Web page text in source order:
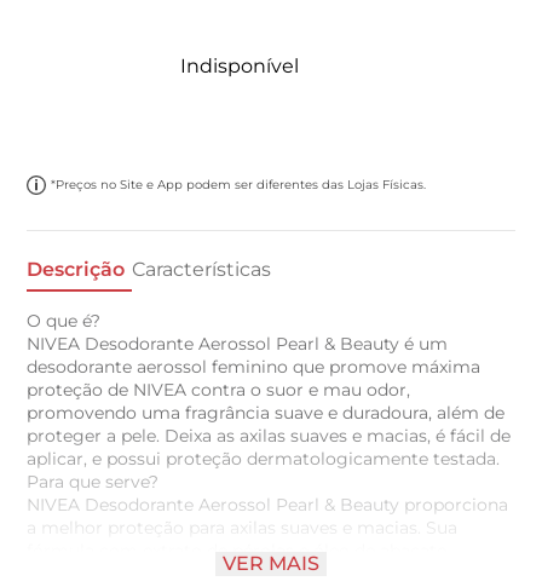
Indisponível
*Preços no Site e App podem ser diferentes das Lojas Físicas.
Descrição Características
O que é?
NIVEA Desodorante Aerossol Pearl & Beauty é um
desodorante aerossol feminino que promove máxima
proteção de NIVEA contra o suor e mau odor,
promovendo uma fragrância suave e duradoura, além de
proteger a pele. Deixa as axilas suaves e macias, é fácil de
aplicar, e possui proteção dermatologicamente testada.
Para que serve?
NIVEA Desodorante Aerossol Pearl & Beauty proporciona
a melhor proteção para axilas suaves e macias. Sua
fórmula com extrato de pérolas e óleo de abacate
proporciona um cuidado completo para sua pele, com
VER MAIS